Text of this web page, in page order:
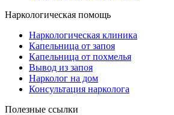
Наркологическая помощь
Наркологическая клиника
Капельница от запоя
Капельница от похмелья
Вывод из запоя
Нарколог на дом
Консультация нарколога
Полезные ссылки